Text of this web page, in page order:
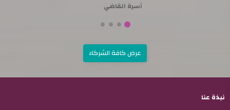
أسرة القاضي
عرض كافة الشركاء
نبذة عنا